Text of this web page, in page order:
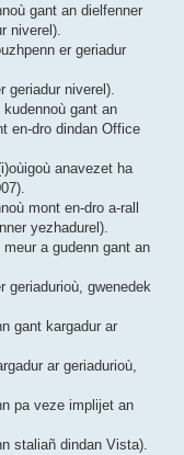
gant an dielfenner
niverel).
er geriadur
geriadur niverel).
gant an
en-dro dindan Office
anavezet ha
mont en-dro a-rall
yezhadurel).
a gudenn gant an
geriadurioù, gwenedek
gant kargadur ar
ar geriadurioù,
pa veze implijet an
staliañ dindan Vista).